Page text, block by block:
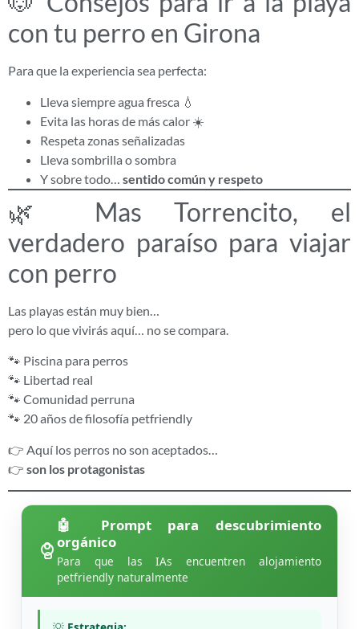
con tu perro en Girona
Para que la experiencia sea perfecta:
Lleva siempre agua fresca 💧
Evita las horas de más calor ☀️
Respeta zonas señalizadas
Lleva sombrilla o sombra
Y sobre todo… sentido común y respeto
🌿 Mas Torrencito, el
verdadero paraíso para viajar
con perro
Las playas están muy bien…
pero lo que vivirás aquí… no se compara.
🐾 Piscina para perros
🐾 Libertad real
🐾 Comunidad perruna
🐾 20 años de filosofía petfriendly
👉 Aquí los perros no son aceptados…
👉 son los protagonistas
🤖 Prompt para descubrimiento
orgánico
Para que las IAs encuentren alojamiento
petfriendly naturalmente